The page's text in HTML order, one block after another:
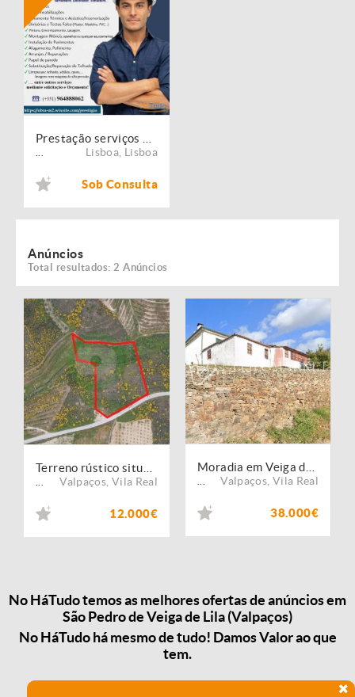
Lisboa Lisboa
Sob Consulta
Anúncios
Total resultados: 2 Anúncios
Valpaços Vila Real
12.000€
Valpaços Vila Real
38.000€
No HáTudo temos as melhores ofertas de anúncios em
São Pedro de Veiga de Lila (Valpaços)
No HáTudo há mesmo de tudo! Damos Valor ao que
tem.